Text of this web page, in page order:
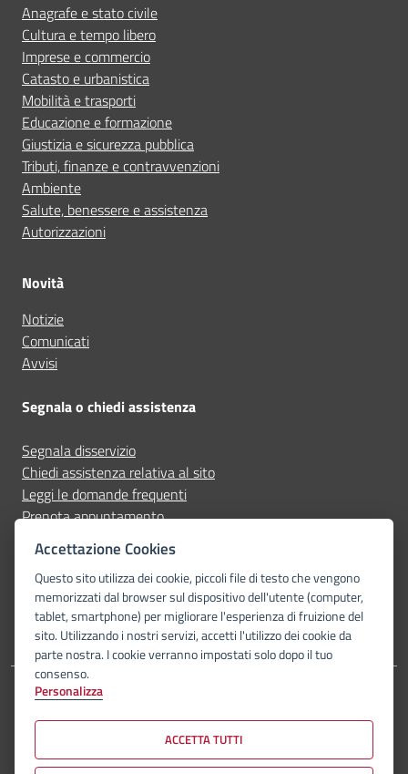
Anagrafe e stato civile
Cultura e tempo libero
Imprese e commercio
Catasto e urbanistica
Mobilità e trasporti
Educazione e formazione
Giustizia e sicurezza pubblica
Tributi, finanze e contravvenzioni
Ambiente
Salute, benessere e assistenza
Autorizzazioni
Novità
Notizie
Comunicati
Avvisi
Segnala o chiedi assistenza
Segnala disservizio
Chiedi assistenza relativa al sito
Leggi le domande frequenti
Prenota appuntamento
telegram-plane
instagram
facebookwhatsapplinkedin-in
youtube
Archivio atti Albo pretorio
Piano di miglioramento del sito
Accettazione Cookies
Questo sito utilizza dei cookie, piccoli file di testo che vengono
memorizzati dal browser sul dispositivo dell'utente (computer,
tablet, smartphone) per migliorare l'esperienza di fruizione del
sito. Utilizzando i nostri servizi, accetti l'utilizzo dei cookie da
parte nostra. I cookie verranno impostati solo dopo il tuo
consenso.
Personalizza
ACCETTA TUTTI